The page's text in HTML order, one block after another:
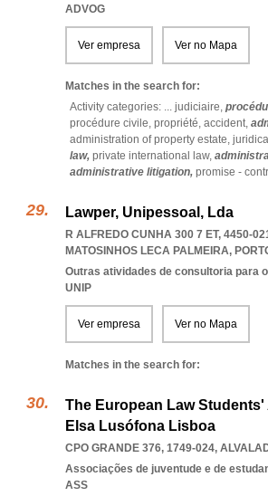
ADVOG
Ver empresa Ver no Mapa
Matches in the search for:
Activity categories: ... judiciaire,
procédure civile, propriété, accident,
administration of property estate,
law, private international law,
administrative litigation, promise -
Lawper, Unipessoal, Lda
R ALFREDO CUNHA 300 7 ET, 4450-
MATOSINHOS LECA PALMEIRA,
Outras atividades de consultoria para
UNIP
Ver empresa Ver no Mapa
Matches in the search for:
The European Law
Elsa Lusófona Lisboa
CPO GRANDE 376, 1749-024,
Associações de juventude e de
ASS